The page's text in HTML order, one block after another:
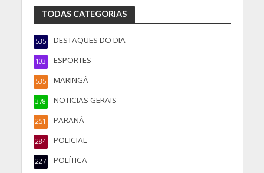
TODAS CATEGORIAS
DESTAQUES DO DIA
535
ESPORTES
103
MARINGÁ
535
NOTICIAS GERAIS
378
PARANÁ
251
POLICIAL
284
POLÍTICA
227